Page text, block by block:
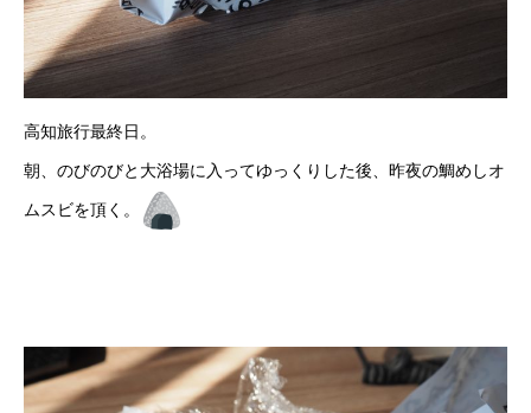
高知旅行最終日。
朝、のびのびと大浴場に入ってゆっくりした後、昨夜の鯛めしオ
ムスビを頂く。